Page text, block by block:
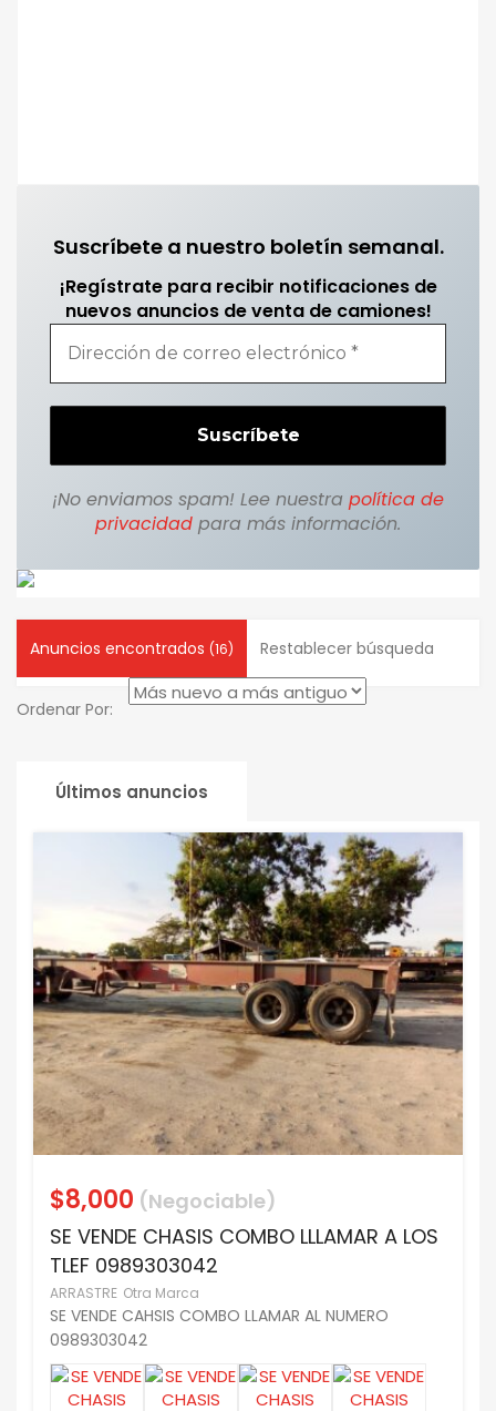
Suscríbete a nuestro boletín semanal.
¡Regístrate para recibir notificaciones de
nuevos anuncios de venta de camiones!
¡No enviamos spam! Lee nuestra política de
privacidad para más información.
Anuncios encontrados (16) Restablecer búsqueda
Ordenar Por:
Últimos anuncios
$8,000 (Negociable)
SE VENDE CHASIS COMBO LLLAMAR A LOS
TLEF 0989303042
ARRASTRE Otra Marca
SE VENDE CAHSIS COMBO LLAMAR AL NUMERO
0989303042